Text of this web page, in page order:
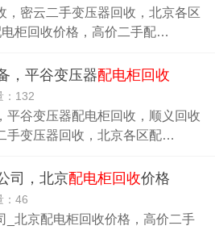
，密云二手变压器回收，北京各区
柜回收价格，高价二手配…
，平谷变压器配电柜回收
132
平谷变压器配电柜回收，顺义回收
手变压器回收，北京各区配…
司，北京配电柜回收价格
46
_北京配电柜回收价格，高价二手